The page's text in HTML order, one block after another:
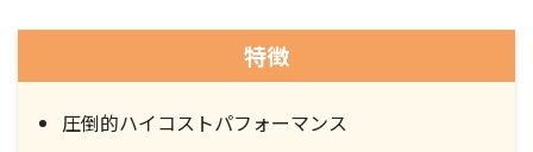
特徴
圧倒的ハイコストパフォーマンス